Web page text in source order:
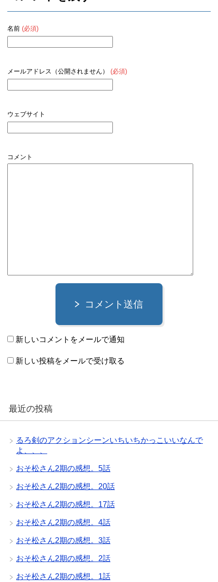
名前 (必須)
メールアドレス（公開されません） (必須)
ウェブサイト
コメント
コメント送信
新しいコメントをメールで通知
新しい投稿をメールで受け取る
最近の投稿
るろ剣のアクションシーンいちいちかっこいいなんで
よ、、、
おそ松さん2期の感想。5話
おそ松さん2期の感想。20話
おそ松さん2期の感想。17話
おそ松さん2期の感想。4話
おそ松さん2期の感想。3話
おそ松さん2期の感想。2話
おそ松さん2期の感想。1話